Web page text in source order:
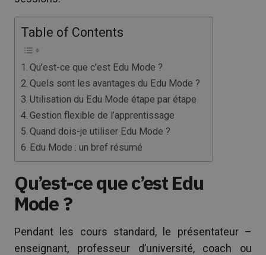
Table of Contents
Qu’est-ce que c’est Edu Mode ?
Quels sont les avantages du Edu Mode ?
Utilisation du Edu Mode étape par étape
Gestion flexible de l’apprentissage
Quand dois-je utiliser Edu Mode ?
Edu Mode : un bref résumé
Qu’est-ce que c’est Edu
Mode ?
Pendant les cours standard, le présentateur –
enseignant, professeur d’université, coach ou